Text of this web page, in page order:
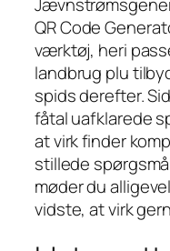
QR Code
værktøj, heri
landbrug plu
spids derefter.
fåtal uafklarede
at virk finder
stillede
møder du
vidste, at virk